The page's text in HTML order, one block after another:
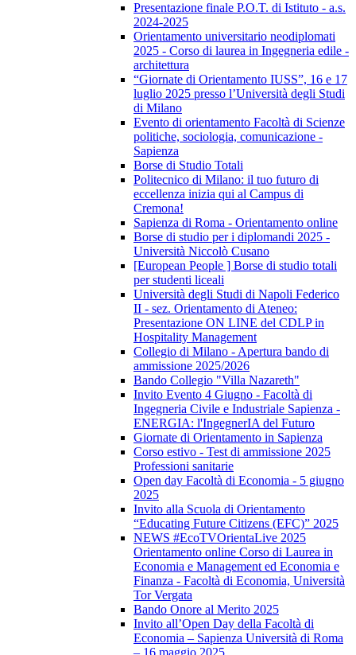
Presentazione finale P.O.T. di Istituto - a.s.
2024-2025
Orientamento universitario neodiplomati
2025 - Corso di laurea in Ingegneria edile -
architettura
“Giornate di Orientamento IUSS”, 16 e 17
luglio 2025 presso l’Università degli Studi
di Milano
Evento di orientamento Facoltà di Scienze
politiche, sociologia, comunicazione -
Sapienza
Borse di Studio Totali
Politecnico di Milano: il tuo futuro di
eccellenza inizia qui al Campus di
Cremona!
Sapienza di Roma - Orientamento online
Borse di studio per i diplomandi 2025 -
Università Niccolò Cusano
[European People ] Borse di studio totali
per studenti liceali
Università degli Studi di Napoli Federico
II - sez. Orientamento di Ateneo:
Presentazione ON LINE del CDLP in
Hospitality Management
Collegio di Milano - Apertura bando di
ammissione 2025/2026
Bando Collegio "Villa Nazareth"
Invito Evento 4 Giugno - Facoltà di
Ingegneria Civile e Industriale Sapienza -
ENERGIA: l'IngegnerIA del Futuro
Giornate di Orientamento in Sapienza
Corso estivo - Test di ammissione 2025
Professioni sanitarie
Open day Facoltà di Economia - 5 giugno
2025
Invito alla Scuola di Orientamento
“Educating Future Citizens (EFC)” 2025
NEWS #EcoTVOrientaLive 2025
Orientamento online Corso di Laurea in
Economia e Management ed Economia e
Finanza - Facoltà di Economia, Università
Tor Vergata
Bando Onore al Merito 2025
Invito all’Open Day della Facoltà di
Economia – Sapienza Università di Roma